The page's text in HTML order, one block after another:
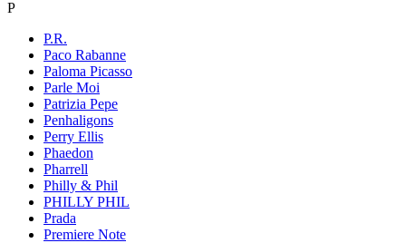
P
P.R.
Paco Rabanne
Paloma Picasso
Parle Moi
Patrizia Pepe
Penhaligons
Perry Ellis
Phaedon
Pharrell
Philly & Phil
PHILLY PHIL
Prada
Premiere Note